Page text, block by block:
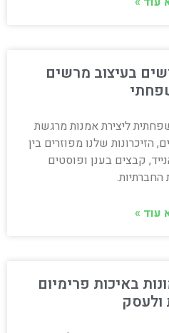
בעיצוב מרשים
ליצירת אמנות מרגשת
הזיכרונות שלנו מפוזרים בין
קבצים בענן ופוסטים
עוד »
באיכות פרימיום
ולעסק